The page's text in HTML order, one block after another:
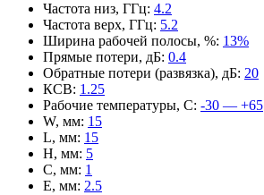
Частота низ, ГГц: 4.2
Частота верх, ГГц: 5.2
Ширина рабочей полосы, %: 13%
Прямые потери, дБ: 0.4
Обратные потери (развязка), дБ: 20
КСВ: 1.25
Рабочие температуры, С: -30 — +65
W, мм: 15
L, мм: 15
H, мм: 5
C, мм: 1
E, мм: 2.5